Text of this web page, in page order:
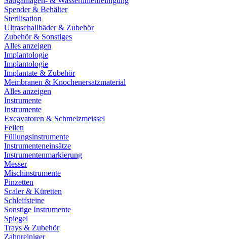
Spender & Behälter
Sterilisation
Ultraschallbäder & Zubehör
Zubehör & Sonstiges
Alles anzeigen
Implantologie
Implantologie
Implantate & Zubehör
Membranen & Knochenersatzmaterial
Alles anzeigen
Instrumente
Instrumente
Excavatoren & Schmelzmeissel
Feilen
Füllungsinstrumente
Instrumenteneinsätze
Instrumentenmarkierung
Messer
Mischinstrumente
Pinzetten
Scaler & Küretten
Schleifsteine
Sonstige Instrumente
Spiegel
Trays & Zubehör
Zahnreiniger